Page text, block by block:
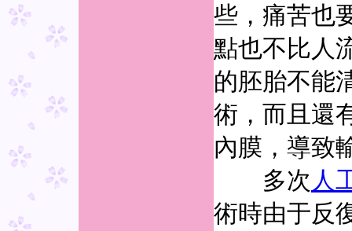
些，痛苦也
點也不比人
的胚胎不能
術，而且還
內膜，導致
多次 人
術時由于反